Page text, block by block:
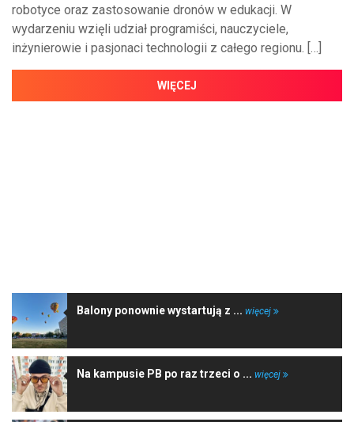
robotyce oraz zastosowanie dronów w edukacji. W
wydarzeniu wzięli udział programiści, nauczyciele,
inżynierowie i pasjonaci technologii z całego regionu. […]
WIĘCEJ
Balony ponownie wystartują z ... więcej
Na kampusie PB po raz trzeci o ... więcej